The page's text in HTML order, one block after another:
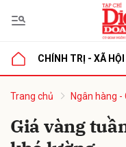
CHÍNH TRỊ - XÃ HỘI
Trang chủ Ngân hàng
Giá vàng
luận